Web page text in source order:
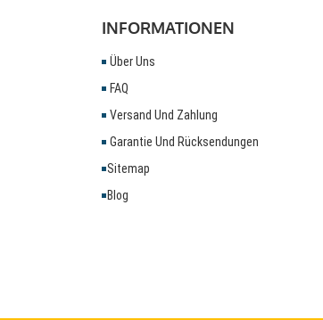
INFORMATIONEN
Über Uns
FAQ
Versand Und Zahlung
Garantie Und Rücksendungen
Sitemap
Blog